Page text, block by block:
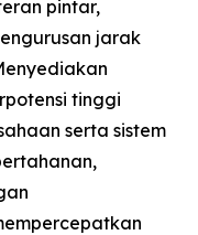
pintar,
jarak
tinggi
serta sistem